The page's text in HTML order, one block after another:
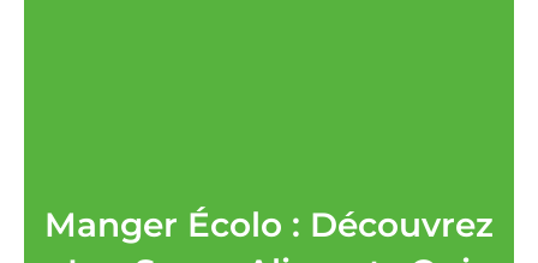
Manger Écolo : Découvrez